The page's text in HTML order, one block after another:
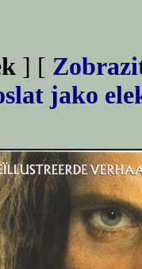
] [
jako